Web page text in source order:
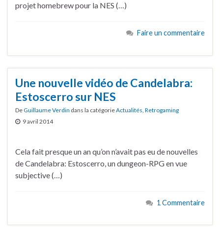
projet homebrew pour la NES (…)
Faire un commentaire
Une nouvelle vidéo de Candelabra:
Estoscerro sur NES
DeGuillaume Verdin dans la catégorieActualités Retrogaming
9 avril 2014
Cela fait presque un an qu’on n’avait pas eu de nouvelles
de Candelabra: Estoscerro, un dungeon-RPG en vue
subjective (…)
1 Commentaire